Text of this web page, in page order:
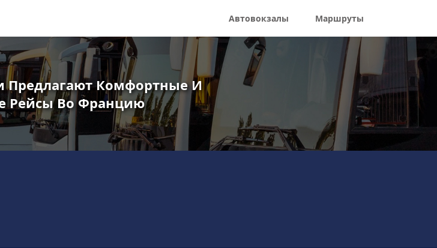
Автовокзалы Маршруты
Предлагают Комфортные И
Рейсы Во Францию